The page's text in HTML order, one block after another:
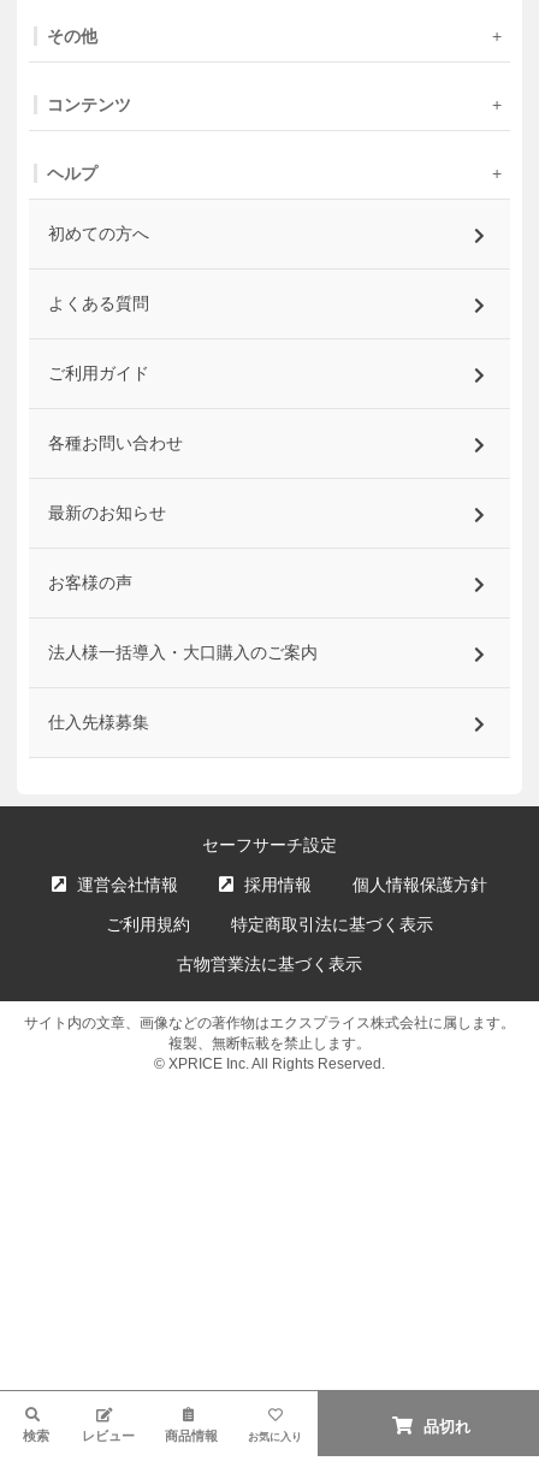
その他
コンテンツ
ヘルプ
初めての方へ
よくある質問
ご利用ガイド
各種お問い合わせ
最新のお知らせ
お客様の声
法人様一括導入・大口購入のご案内
仕入先様募集
セーフサーチ設定
運営会社情報 採用情報 個人情報保護方針
ご利用規約 特定商取引法に基づく表示
古物営業法に基づく表示
サイト内の文章、画像などの著作物はエクスプライス株式会社に属します。
複製、無断転載を禁止します。
© XPRICE Inc. All Rights Reserved.
検索 レビュー 商品情報 お気に入り
品切れ